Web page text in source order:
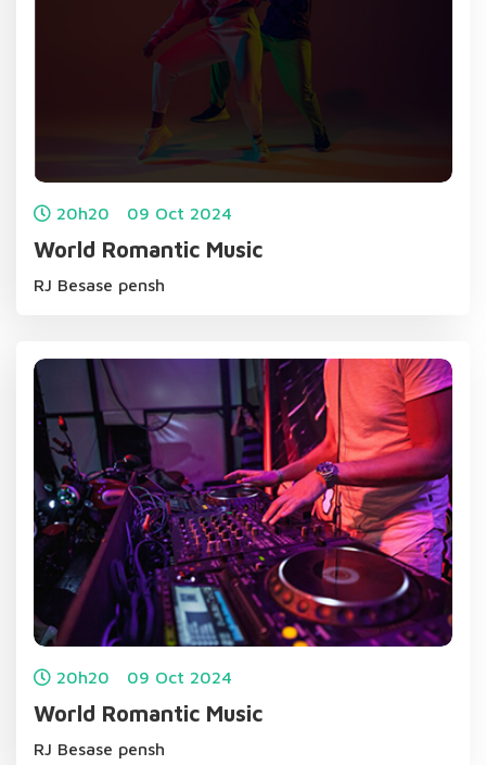
20h20 09 Oct 2024
World Romantic Music
RJ Besase pensh
20h20 09 Oct 2024
World Romantic Music
RJ Besase pensh